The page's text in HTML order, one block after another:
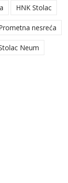
HNK Stolac
nesreća
Neum